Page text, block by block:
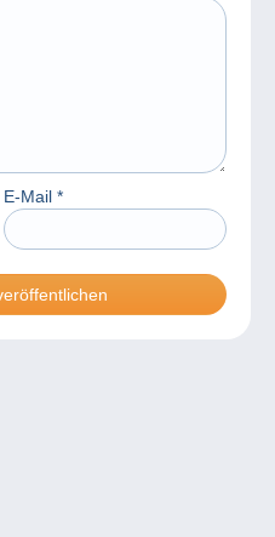
E-Mail *